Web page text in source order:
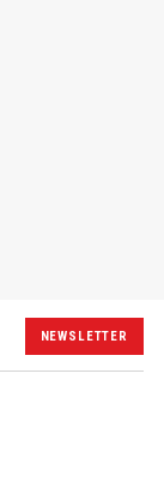
NEWSLETTER